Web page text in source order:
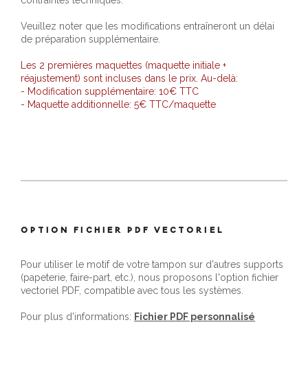
Veuillez noter que les modifications entraîneront un délai
de préparation supplémentaire.
Les 2 premières maquettes (maquette initiale +
réajustement) sont incluses dans le prix. Au-delà:
- Modification supplémentaire: 10€ TTC
- Maquette additionnelle: 5€ TTC/maquette
OPTION FICHIER PDF VECTORIEL
Pour utiliser le motif de votre tampon sur d'autres supports
(papeterie, faire-part, etc.), nous proposons l'option fichier
vectoriel PDF, compatible avec tous les systèmes.
Pour plus d'informations: Fichier PDF personnalisé